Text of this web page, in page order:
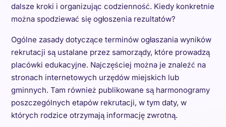
dalsze kroki i organizując codzienność. Kiedy konkretnie
można spodziewać się ogłoszenia rezultatów?
Ogólne zasady dotyczące terminów ogłaszania wyników
rekrutacji są ustalane przez samorządy, które prowadzą
placówki edukacyjne. Najczęściej można je znaleźć na
stronach internetowych urzędów miejskich lub
gminnych. Tam również publikowane są harmonogramy
poszczególnych etapów rekrutacji, w tym daty, w
których rodzice otrzymają informację zwrotną.